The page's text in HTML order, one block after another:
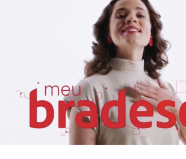
liderados pela The&Partnership e a
presença em jogos, Chama no Snickers
no ponto de venda, filmetes, conteúdos
de relações-públicas.
TÓPICOS RELACIONADOS: DESTAQUE
Veritas transforma o future da
com soluções autonomas e multi-